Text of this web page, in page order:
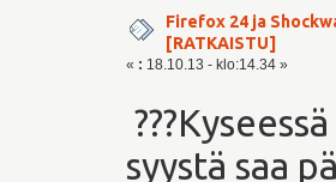
Firefox 24 ja
[RATKAISTU]
« : 18.10.13 - klo:14.34 »
syystä saa